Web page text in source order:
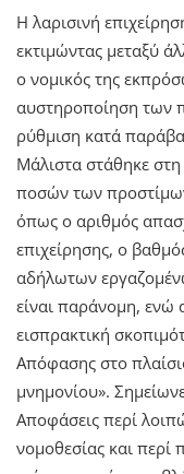
Η λαρισινή
εκτιμώντας μεταξύ
ο νομικός της
αυστηροποίηση των
ρύθμιση κατά
Μάλιστα στάθηκε
ποσών των
όπως ο αριθμός
επιχείρησης, ο
αδήλωτων
είναι παράνομη, ενώ
εισπρακτική
Απόφασης στο
μνημονίου».
Αποφάσεις περί
νομοθεσίας και